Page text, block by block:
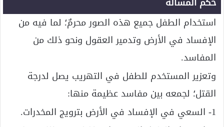
استخدام الطفل جميع هذه الصور محرمٌ؛ لما فيه من
الإفساد في الأرض وتدمير العقول ونحو ذلك من
المفاسد.
وتعزير المستخدم للطفل في التهريب يصل لدرجة
القتل؛ لجمعه بين مفاسد عظيمة منها:
1- السعي في الإفساد في الأرض بترويج المخدرات.